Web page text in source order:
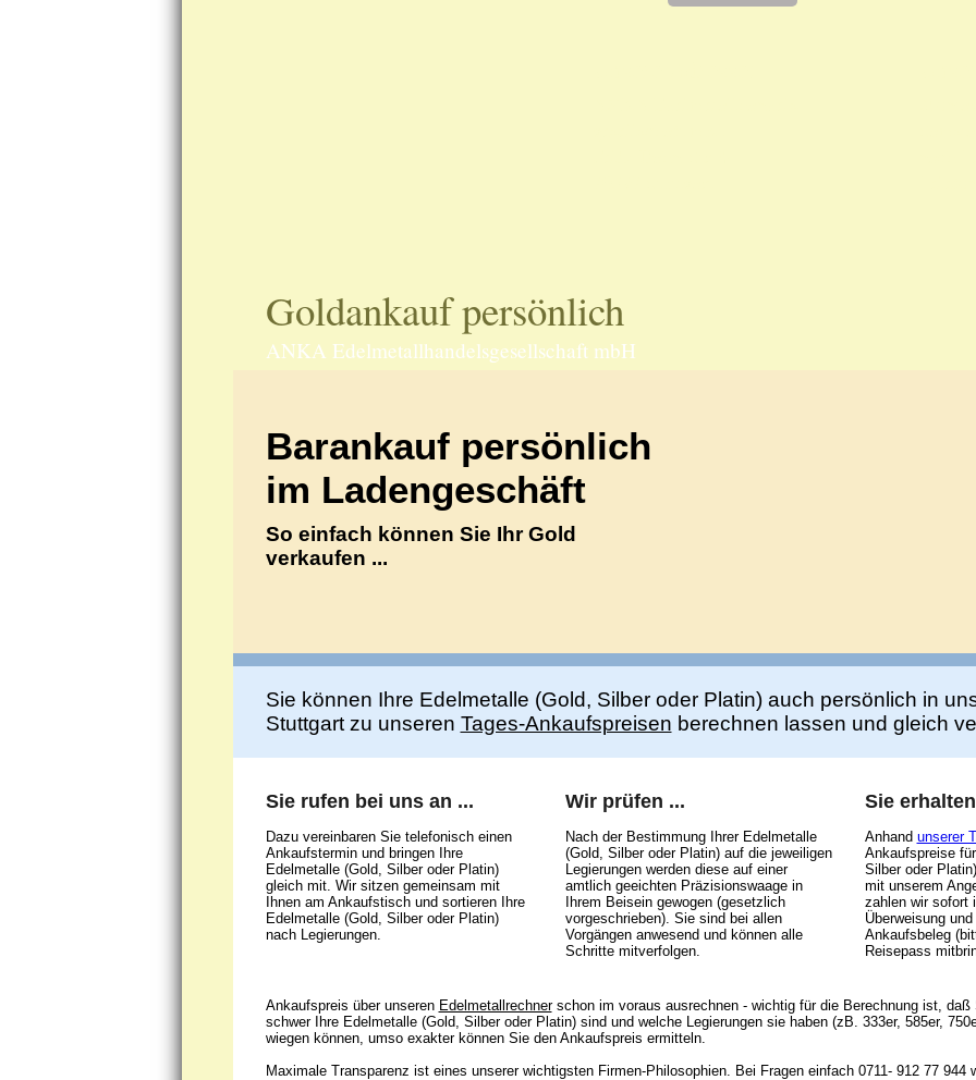
Goldankauf persönlich
ANKA Edelmetallhandelsgesellschaft mbH
Barankauf persönlich
im Ladengeschäft
So einfach können Sie Ihr Gold
verkaufen ...
Sie können Ihre Edelmetalle (Gold, Silber oder Platin) auch persönlich in
Stuttgart zu unseren Tages-Ankaufspreisen berechnen lassen und gleich
Sie rufen bei uns an ...
Dazu vereinbaren Sie telefonisch einen
Ankaufstermin und bringen Ihre
Edelmetalle (Gold, Silber oder Platin)
gleich mit. Wir sitzen gemeinsam mit
Ihnen am Ankaufstisch und sortieren Ihre
Edelmetalle (Gold, Silber oder Platin)
nach Legierungen.
Wir prüfen ...
Nach der Bestimmung Ihrer Edelmetalle
(Gold, Silber oder Platin) auf die jeweiligen
Legierungen werden diese auf einer
amtlich geeichten Präzisionswaage in
Ihrem Beisein gewogen (gesetzlich
vorgeschrieben). Sie sind bei allen
Vorgängen anwesend und können alle
Schritte mitverfolgen.
Sie
Anhand unserer
Ankaufspreise
Silber oder
mit unserem
zahlen wir sofort
Überweisung
Ankaufsbeleg
Reisepass
Ankaufspreis über unseren Edelmetallrechnerschon im voraus ausrechnen - wichtig für die Berechnung ist,
schwer Ihre Edelmetalle (Gold, Silber oder Platin) sind und welche Legierungen sie haben (zB. 333er, 585er,
wiegen können, umso exakter können Sie den Ankaufspreis ermitteln.
Maximale Transparenz ist eines unserer wichtigsten Firmen-Philosophien. Bei Fragen einfach 0711- 912 77 944